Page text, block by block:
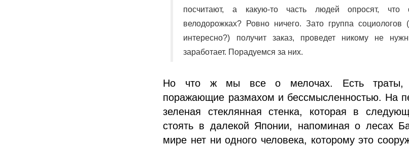
посчитают, а какую-то часть людей опросят,
велодорожках? Ровно ничего. Зато группа социологов
интересно?) получит заказ, проведет никому не
заработает. Порадуемся за них.
Но что ж мы все о мелочах. Есть траты,
поражающие размахом и бессмысленностью. На
зеленая стеклянная стенка, которая в
стоять в далекой Японии, напоминая о лесах
мире нет ни одного человека, которому это